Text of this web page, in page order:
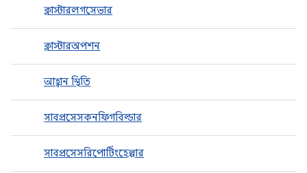
ক্লাস্টারলগসেভার
ক্লাস্টারঅপশন
আহ্বান স্থিতি
সাবপ্রসেসকনফিগবিল্ডার
সাবপ্রসেসরিপোর্টিংহেল্পার